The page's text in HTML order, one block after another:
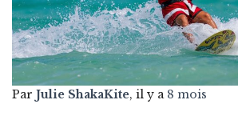
Par Julie ShakaKite, il y a 8 mois